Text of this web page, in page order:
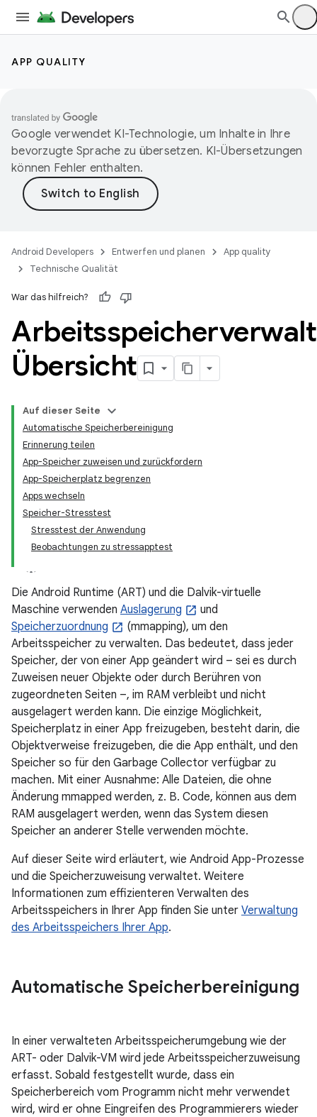
APP QUALITY
Google verwendet KI-Technologie, um Inhalte in Ihre
bevorzugte Sprache zu übersetzen. KI-Übersetzungen
können Fehler enthalten.
Android Developers Entwerfen und planen
App quality
Technische Qualität
War das hilfreich?
Übersicht
Auf dieser Seite
Automatische Speicherbereinigung
Erinnerung teilen
App-Speicher zuweisen und zurückfordern
App-Speicherplatz begrenzen
Apps wechseln
Speicher-Stresstest
Stresstest der Anwendung
Beobachtungen zu stressapptest
Die Android Runtime (ART) und die Dalvik-virtuelle
Maschine verwenden Auslagerung
und
Speicherzuordnung
(mmapping), um den
Arbeitsspeicher zu verwalten. Das bedeutet, dass jeder
Speicher, der von einer App geändert wird – sei es durch
Zuweisen neuer Objekte oder durch Berühren von
zugeordneten Seiten –, im RAM verbleibt und nicht
ausgelagert werden kann. Die einzige Möglichkeit,
Speicherplatz in einer App freizugeben, besteht darin, die
Objektverweise freizugeben, die die App enthält, und den
Speicher so für den Garbage Collector verfügbar zu
machen. Mit einer Ausnahme: Alle Dateien, die ohne
Änderung mmapped werden, z. B. Code, können aus dem
RAM ausgelagert werden, wenn das System diesen
Speicher an anderer Stelle verwenden möchte.
Auf dieser Seite wird erläutert, wie Android App-Prozesse
und die Speicherzuweisung verwaltet. Weitere
Informationen zum effizienteren Verwalten des
Arbeitsspeichers in Ihrer App finden Sie unter Verwaltung
des Arbeitsspeichers Ihrer App.
Automatische Speicherbereinigung
In einer verwalteten Arbeitsspeicherumgebung wie der
ART- oder Dalvik-VM wird jede Arbeitsspeicherzuweisung
erfasst. Sobald festgestellt wurde, dass ein
Speicherbereich vom Programm nicht mehr verwendet
wird, wird er ohne Eingreifen des Programmierers wieder